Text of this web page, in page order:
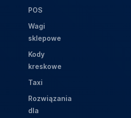
POS
Wagi
sklepowe
Kody
kreskowe
Taxi
Rozwiązania
dla